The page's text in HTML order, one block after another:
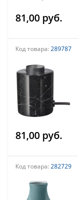
81,00 руб.
Код товара: 289787
81,00 руб.
Код товара: 282729